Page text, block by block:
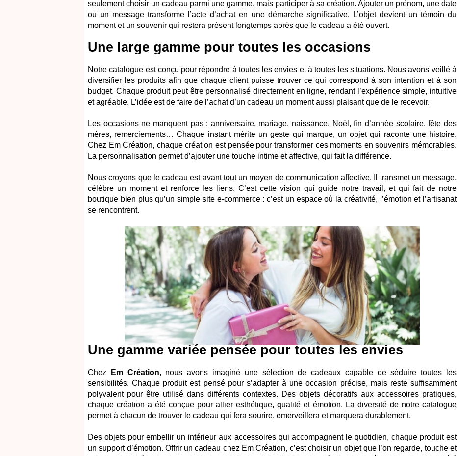
seulement choisir un cadeau parmi une gamme, mais participer à sa création. Ajouter un prénom, une date
ou un message transforme l’acte d’achat en une démarche significative. L’objet devient un témoin du
moment et un souvenir qui restera présent longtemps après que le cadeau a été ouvert.
Une large gamme pour toutes les occasions
Notre catalogue est conçu pour répondre à toutes les envies et à toutes les situations. Nous avons veillé à
diversifier les produits afin que chaque client puisse trouver ce qui correspond à son intention et à son
budget. Chaque produit peut être personnalisé directement en ligne, rendant l’expérience simple, intuitive
et agréable. L’idée est de faire de l’achat d’un cadeau un moment aussi plaisant que de le recevoir.
Les occasions ne manquent pas : anniversaire, mariage, naissance, Noël, fin d’année scolaire, fête des
mères, remerciements… Chaque instant mérite un geste qui marque, un objet qui raconte une histoire.
Chez Em Création, chaque création est pensée pour transformer ces moments en souvenirs mémorables.
La personnalisation permet d’ajouter une touche intime et affective, qui fait la différence.
Nous croyons que le cadeau est avant tout un moyen de communication affective. Il transmet un message,
célèbre un moment et renforce les liens. C’est cette vision qui guide notre travail, et qui fait de notre
boutique bien plus qu’un simple site e-commerce : c’est un espace où la créativité, l’émotion et l’artisanat
se rencontrent.
Une gamme variée pensée pour toutes les envies
Chez Em Création, nous avons imaginé une sélection de cadeaux capable de séduire toutes les
sensibilités. Chaque produit est pensé pour s’adapter à une occasion précise, mais reste suffisamment
polyvalent pour être utilisé dans différents contextes. Des objets décoratifs aux accessoires pratiques,
chaque création a été conçue pour allier esthétique, qualité et émotion. La diversité de notre catalogue
permet à chacun de trouver le cadeau qui fera sourire, émerveillera et marquera durablement.
Des objets pour embellir un intérieur aux accessoires qui accompagnent le quotidien, chaque produit est
un support d’émotion. Offrir un cadeau chez Em Création, c’est choisir un objet que l’on regarde, touche et